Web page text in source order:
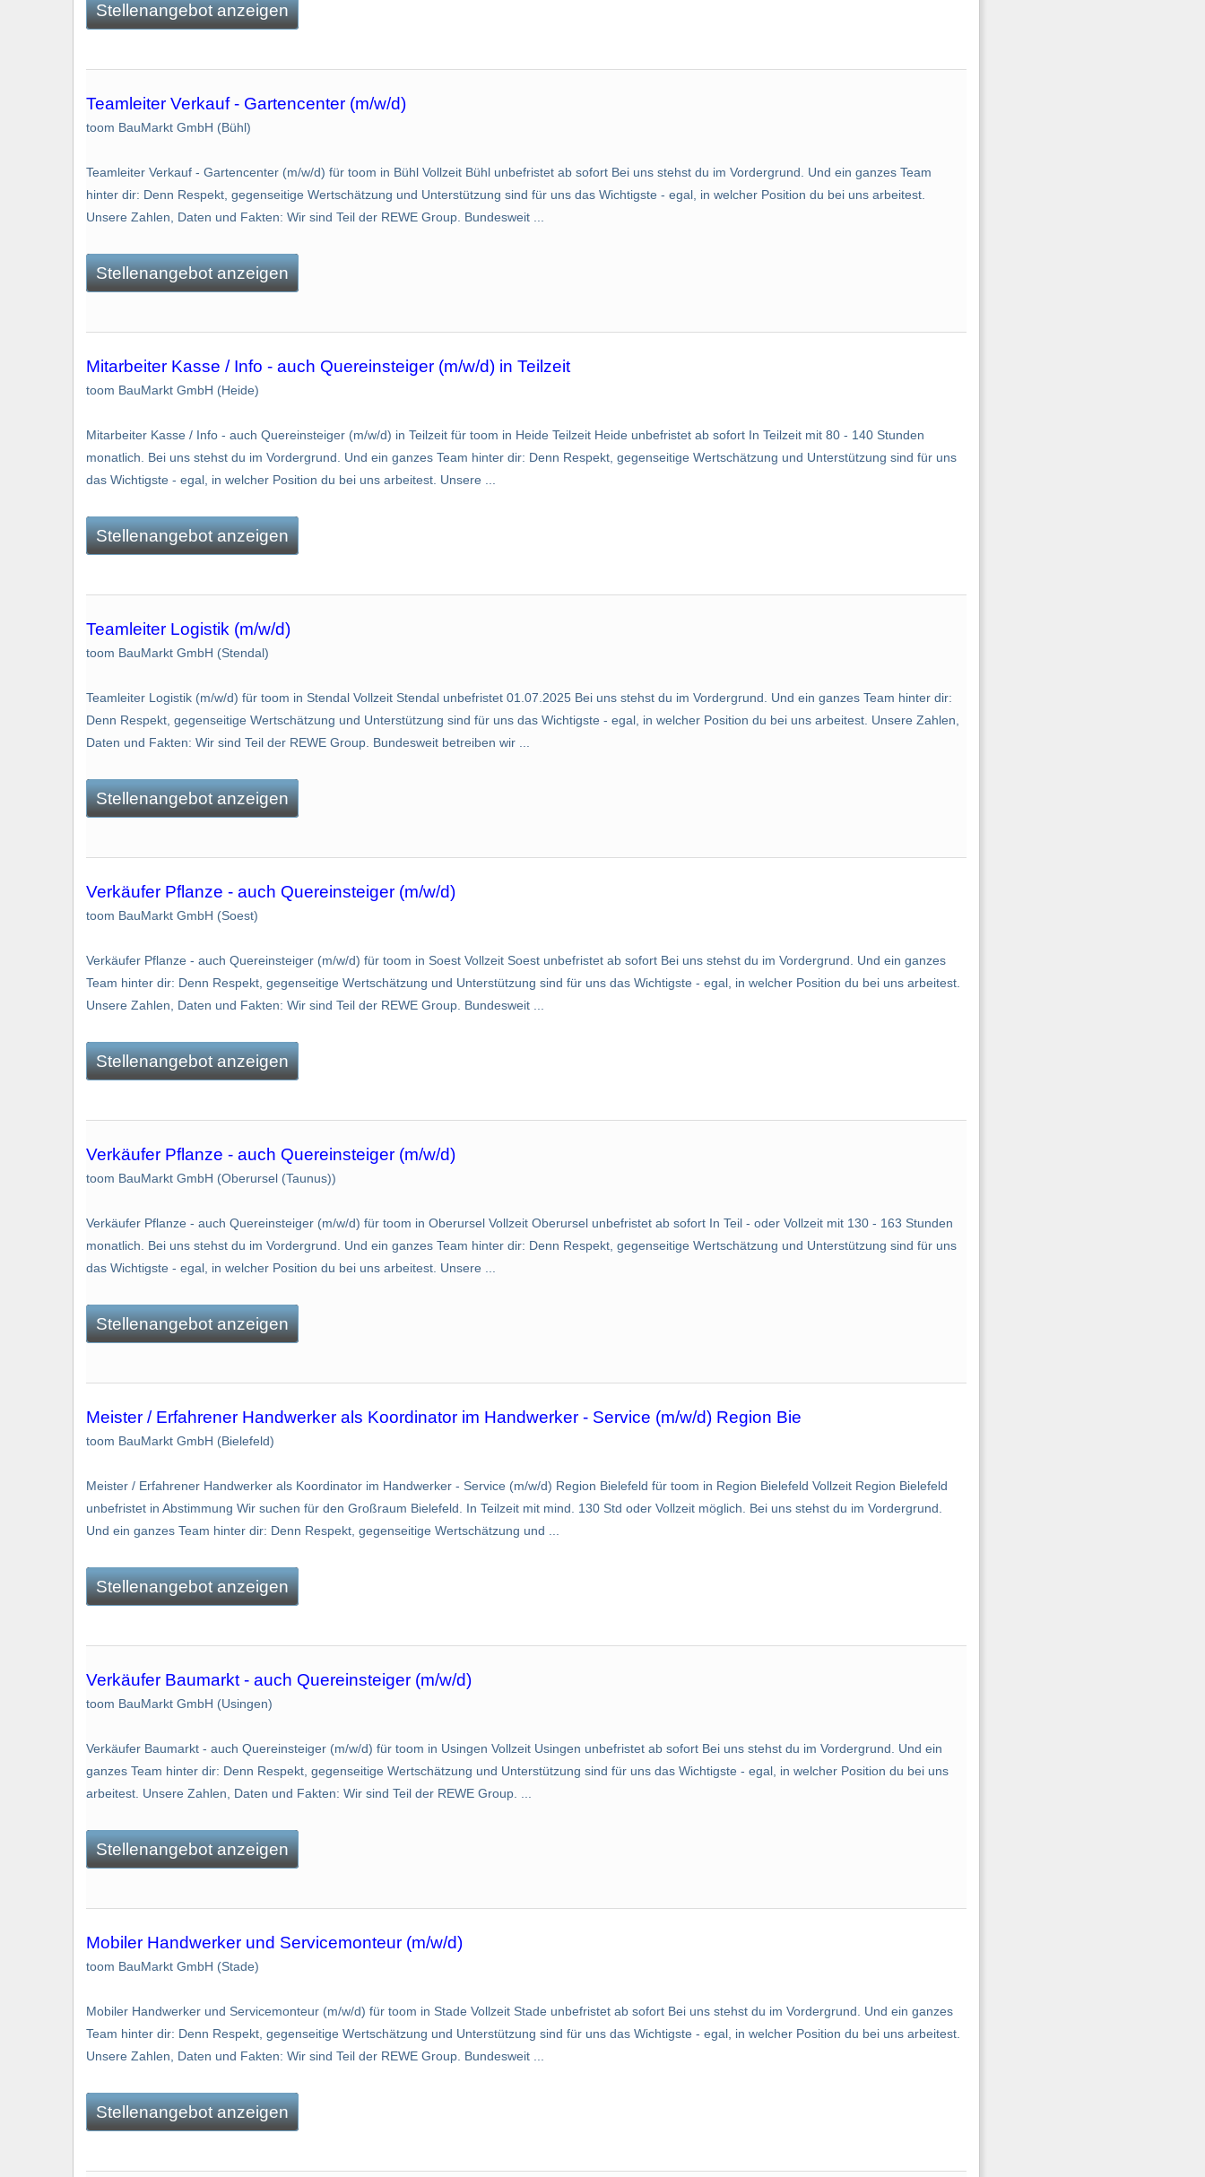
Stellenangebot anzeigen
Teamleiter Verkauf - Gartencenter (m/w/d)
toom BauMarkt GmbH (Bühl)
Teamleiter Verkauf - Gartencenter (m/w/d) für toom in Bühl Vollzeit Bühl unbefristet ab sofort Bei uns stehst du im Vordergrund. Und ein ganzes Team
hinter dir: Denn Respekt, gegenseitige Wertschätzung und Unterstützung sind für uns das Wichtigste - egal, in welcher Position du bei uns arbeitest.
Unsere Zahlen, Daten und Fakten: Wir sind Teil der REWE Group. Bundesweit ...
Stellenangebot anzeigen
Mitarbeiter Kasse / Info - auch Quereinsteiger (m/w/d) in Teilzeit
toom BauMarkt GmbH (Heide)
Mitarbeiter Kasse / Info - auch Quereinsteiger (m/w/d) in Teilzeit für toom in Heide Teilzeit Heide unbefristet ab sofort In Teilzeit mit 80 - 140 Stunden
monatlich. Bei uns stehst du im Vordergrund. Und ein ganzes Team hinter dir: Denn Respekt, gegenseitige Wertschätzung und Unterstützung sind für uns
das Wichtigste - egal, in welcher Position du bei uns arbeitest. Unsere ...
Stellenangebot anzeigen
Teamleiter Logistik (m/w/d)
toom BauMarkt GmbH (Stendal)
Teamleiter Logistik (m/w/d) für toom in Stendal Vollzeit Stendal unbefristet 01.07.2025 Bei uns stehst du im Vordergrund. Und ein ganzes Team hinter dir:
Denn Respekt, gegenseitige Wertschätzung und Unterstützung sind für uns das Wichtigste - egal, in welcher Position du bei uns arbeitest. Unsere Zahlen,
Daten und Fakten: Wir sind Teil der REWE Group. Bundesweit betreiben wir ...
Stellenangebot anzeigen
Verkäufer Pflanze - auch Quereinsteiger (m/w/d)
toom BauMarkt GmbH (Soest)
Verkäufer Pflanze - auch Quereinsteiger (m/w/d) für toom in Soest Vollzeit Soest unbefristet ab sofort Bei uns stehst du im Vordergrund. Und ein ganzes
Team hinter dir: Denn Respekt, gegenseitige Wertschätzung und Unterstützung sind für uns das Wichtigste - egal, in welcher Position du bei uns arbeitest.
Unsere Zahlen, Daten und Fakten: Wir sind Teil der REWE Group. Bundesweit ...
Stellenangebot anzeigen
Verkäufer Pflanze - auch Quereinsteiger (m/w/d)
toom BauMarkt GmbH (Oberursel (Taunus))
Verkäufer Pflanze - auch Quereinsteiger (m/w/d) für toom in Oberursel Vollzeit Oberursel unbefristet ab sofort In Teil - oder Vollzeit mit 130 - 163 Stunden
monatlich. Bei uns stehst du im Vordergrund. Und ein ganzes Team hinter dir: Denn Respekt, gegenseitige Wertschätzung und Unterstützung sind für uns
das Wichtigste - egal, in welcher Position du bei uns arbeitest. Unsere ...
Stellenangebot anzeigen
Meister / Erfahrener Handwerker als Koordinator im Handwerker - Service (m/w/d) Region Bie
toom BauMarkt GmbH (Bielefeld)
Meister / Erfahrener Handwerker als Koordinator im Handwerker - Service (m/w/d) Region Bielefeld für toom in Region Bielefeld Vollzeit Region Bielefeld
unbefristet in Abstimmung Wir suchen für den Großraum Bielefeld. In Teilzeit mit mind. 130 Std oder Vollzeit möglich. Bei uns stehst du im Vordergrund.
Und ein ganzes Team hinter dir: Denn Respekt, gegenseitige Wertschätzung und ...
Stellenangebot anzeigen
Verkäufer Baumarkt - auch Quereinsteiger (m/w/d)
toom BauMarkt GmbH (Usingen)
Verkäufer Baumarkt - auch Quereinsteiger (m/w/d) für toom in Usingen Vollzeit Usingen unbefristet ab sofort Bei uns stehst du im Vordergrund. Und ein
ganzes Team hinter dir: Denn Respekt, gegenseitige Wertschätzung und Unterstützung sind für uns das Wichtigste - egal, in welcher Position du bei uns
arbeitest. Unsere Zahlen, Daten und Fakten: Wir sind Teil der REWE Group. ...
Stellenangebot anzeigen
Mobiler Handwerker und Servicemonteur (m/w/d)
toom BauMarkt GmbH (Stade)
Mobiler Handwerker und Servicemonteur (m/w/d) für toom in Stade Vollzeit Stade unbefristet ab sofort Bei uns stehst du im Vordergrund. Und ein ganzes
Team hinter dir: Denn Respekt, gegenseitige Wertschätzung und Unterstützung sind für uns das Wichtigste - egal, in welcher Position du bei uns arbeitest.
Unsere Zahlen, Daten und Fakten: Wir sind Teil der REWE Group. Bundesweit ...
Stellenangebot anzeigen